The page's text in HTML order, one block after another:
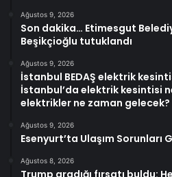
Ağustos 9, 2026
Son dakika… Etimesgut
Beşikçioğlu tutuklandı
Ağustos 9, 2026
İstanbul BEDAŞ elektrik
İstanbul’da elektrik kesintisi
elektrikler ne zaman gelecek?
Ağustos 9, 2026
Esenyurt’ta Ulaşım Sorunları
Ağustos 8, 2026
Trump aradığı fırsatı buldu: